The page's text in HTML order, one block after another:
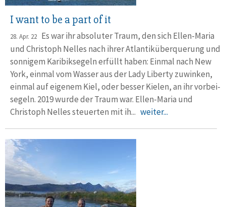
I want to be a part of it
28. Apr. 22 Es war ihr absoluter Traum, den sich Ellen-Maria
und Christoph Nelles nach ihrer Atlantik­über­querung und
sonnigem Karibik­segeln erfüllt haben: Einmal nach New
York, einmal vom Wasser aus der Lady Liberty zuwinken,
einmal auf eigenem Kiel, oder besser Kielen, an ihr vorbei­
segeln. 2019 wurde der Traum war. Ellen-Maria und
Christoph Nelles steuerten mit ih... weiter...